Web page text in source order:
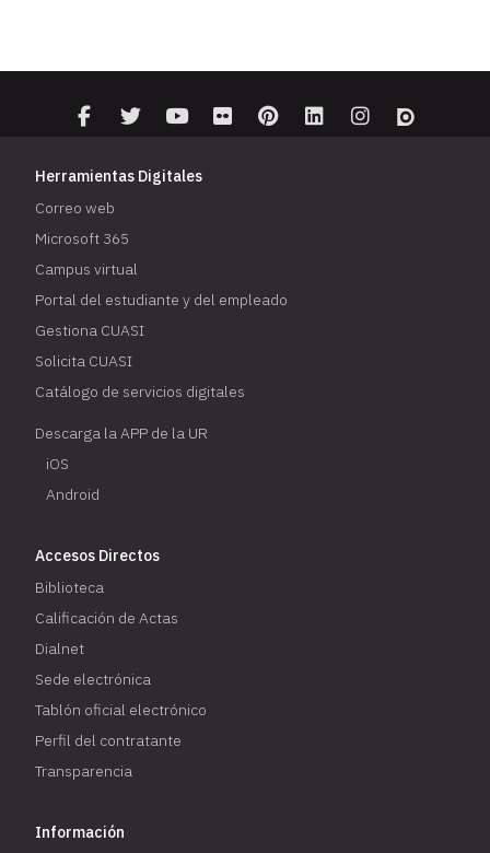
Herramientas Digitales
Correo web
Microsoft 365
Campus virtual
Portal del estudiante y del empleado
Gestiona CUASI
Solicita CUASI
Catálogo de servicios digitales
Descarga la APP de la UR
iOS
Android
Accesos Directos
Biblioteca
Calificación de Actas
Dialnet
Sede electrónica
Tablón oficial electrónico
Perfil del contratante
Transparencia
Información